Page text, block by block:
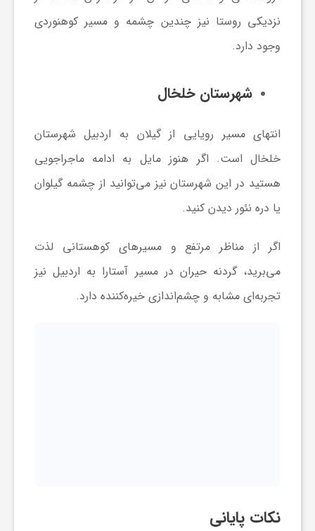
نزدیکی روستا نیز چندین چشمه و مسیر کوهنوردی
وجود دارد.
شهرستان خلخال
انتهای مسیر رویایی از گیلان به اردبیل شهرستان
خلخال است. اگر هنوز مایل به ادامه ماجراجویی
هستید در این شهرستان نیز می‌توانید از چشمه گیلوان
یا دره نئور دیدن کنید.
اگر از مناظر مرتفع و مسیرهای کوهستانی لذت
می‌برید، گردنه حیران در مسیر آستارا به اردبیل نیز
تجربه‌ای مشابه و چشم‌اندازی خیره‌کننده دارد.
نکات پایانی